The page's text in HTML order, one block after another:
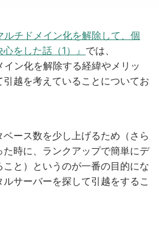
ルチドメイン化を解除して、個
をした話（1）』 では、
ン化を解除する経緯やメリッ
引越を考えていることについてお
ース数を少し上げるため（さら
時に、ランクアップで簡単にデ
と）というのが一番の目的にな
サーバーを探して引越をするこ